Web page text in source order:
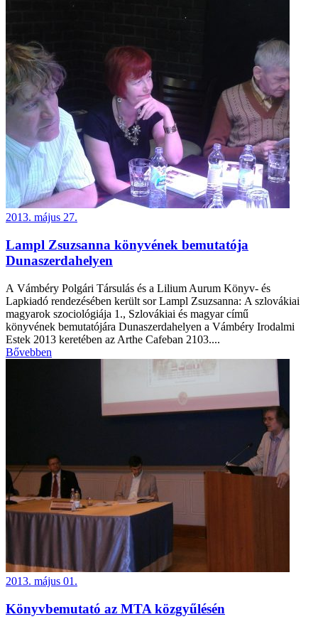
2013. május 27.
Lampl Zsuzsanna könyvének bemutatója
Dunaszerdahelyen
A Vámbéry Polgári Társulás és a Lilium Aurum Könyv- és
Lapkiadó rendezésében került sor Lampl Zsuzsanna: A szlovákiai
magyarok szociológiája 1., Szlovákiai és magyar című
könyvének bemutatójára Dunaszerdahelyen a Vámbéry Irodalmi
Estek 2013 keretében az Arthe Cafeban 2103....
Bővebben
2013. május 01.
Könyvbemutató az MTA közgyűlésén